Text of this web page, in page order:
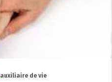
auxiliaire de vie